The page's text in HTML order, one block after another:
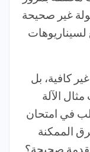
غير صحيحة
كافية، بل
الآلة
في امتحان
الممكنة